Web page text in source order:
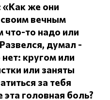
же они
вечным
что-то надо или
Развелся, думал -
кругом или
или заняты
за тебя
головная боль?